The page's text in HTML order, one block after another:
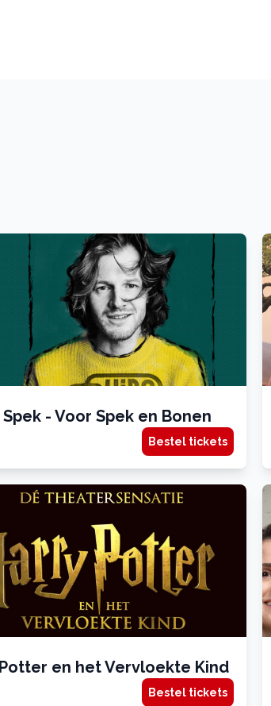
- Voor Spek en Bonen
Bestel tickets
en het Vervloekte Kind
Bestel tickets